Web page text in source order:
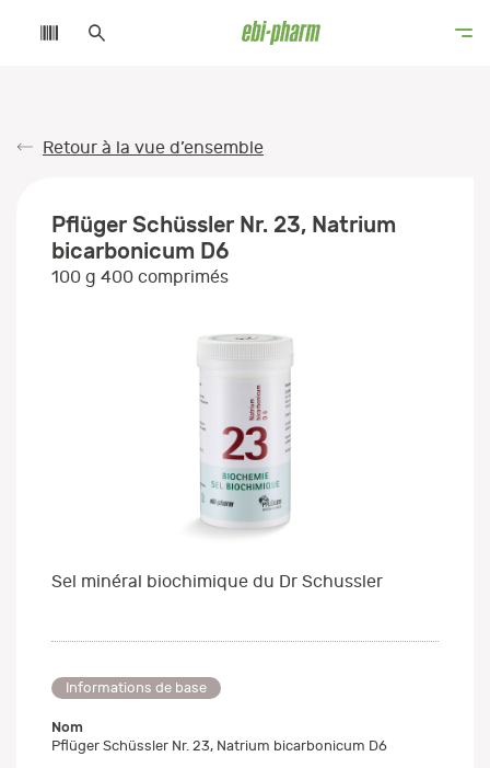
Retour à la vue d’ensemble
Pflüger Schüssler Nr. 23, Natrium
bicarbonicum D6
100 g 400 comprimés
Sel minéral biochimique du Dr Schussler
Informations de base
Nom
Pflüger Schüssler Nr. 23, Natrium bicarbonicum D6